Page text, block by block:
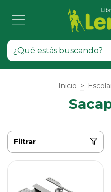
Inicio >
Filtrar